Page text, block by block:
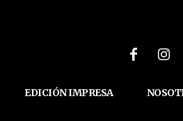
EDICIÓN IMPRESA